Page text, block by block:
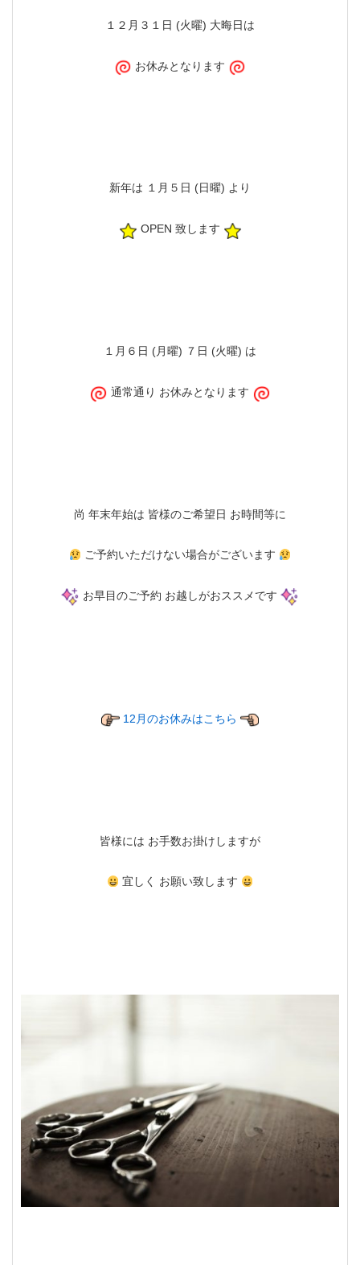
１２月３１日 (火曜) 大晦日は
お休みとなります
新年は １月５日 (日曜) より
OPEN 致します
１月６日 (月曜) ７日 (火曜) は
通常通り お休みとなります
尚 年末年始は 皆様のご希望日 お時間等に
ご予約いただけない場合がございます
お早目のご予約 お越しがおススメです
12月のお休みはこちら
皆様には お手数お掛けしますが
宜しく お願い致します